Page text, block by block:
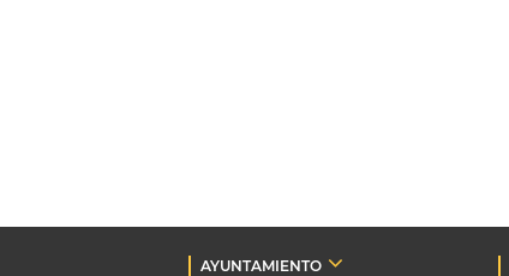
AYUNTAMIENTO